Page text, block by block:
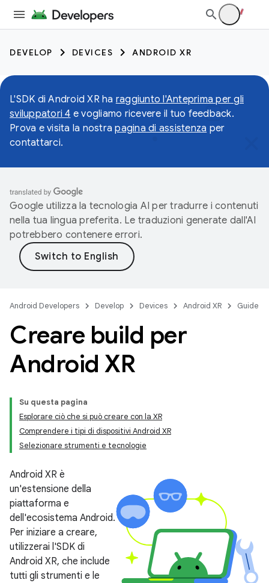
DEVELOP DEVICES ANDROID XR
L'SDK di Android XR ha raggiunto l'Anteprima per gli
sviluppatori 4 e vogliamo ricevere il tuo feedback.
Prova e visita la nostrapagina di assistenza per
contattarci.
Google utilizza la tecnologia AI per tradurre i contenuti
nella tua lingua preferita. Le traduzioni generate dall'AI
potrebbero contenere errori.
Android Developers Develop Devices Android XR Guide
Creare build per
Android XR
Su questa pagina
Esplorare ciò che si può creare con la XR
Comprendere i tipi di dispositivi Android XR
Selezionare strumenti e tecnologie
Android XR è
un'estensione della
piattaforma e
dell'ecosistema Android.
Per iniziare a creare,
utilizzerai l'SDK di
Android XR, che include
tutti gli strumenti e le